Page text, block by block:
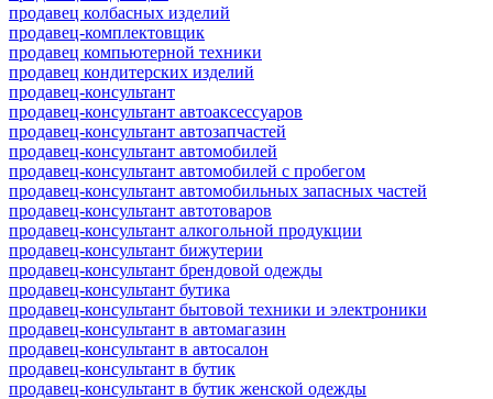
продавец колбасных изделий
продавец-комплектовщик
продавец компьютерной техники
продавец кондитерских изделий
продавец-консультант
продавец-консультант автоаксессуаров
продавец-консультант автозапчастей
продавец-консультант автомобилей
продавец-консультант автомобилей с пробегом
продавец-консультант автомобильных запасных частей
продавец-консультант автотоваров
продавец-консультант алкогольной продукции
продавец-консультант бижутерии
продавец-консультант брендовой одежды
продавец-консультант бутика
продавец-консультант бытовой техники и электроники
продавец-консультант в автомагазин
продавец-консультант в автосалон
продавец-консультант в бутик
продавец-консультант в бутик женской одежды